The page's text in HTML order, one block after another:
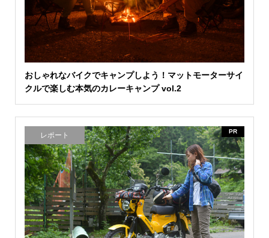
おしゃれなバイクでキャンプしよう！マットモーターサイ
クルで楽しむ本気のカレーキャンプ vol.2
レポート PR